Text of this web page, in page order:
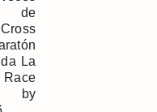
de
La
by